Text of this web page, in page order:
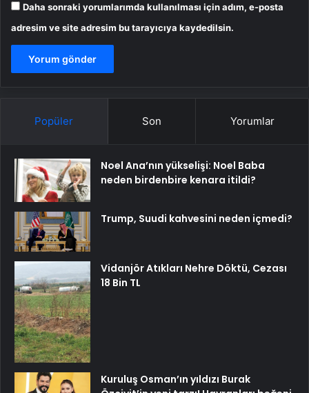
Daha sonraki yorumlarımda kullanılması için adım, e-posta
adresim ve site adresim bu tarayıcıya kaydedilsin.
Popüler Son Yorumlar
Noel Ana’nın yükselişi: Noel Baba
neden birdenbire kenara itildi?
Trump, Suudi kahvesini neden içmedi?
Vidanjör Atıkları Nehre Döktü, Cezası
18 Bin TL
Kuruluş Osman’ın yıldızı Burak